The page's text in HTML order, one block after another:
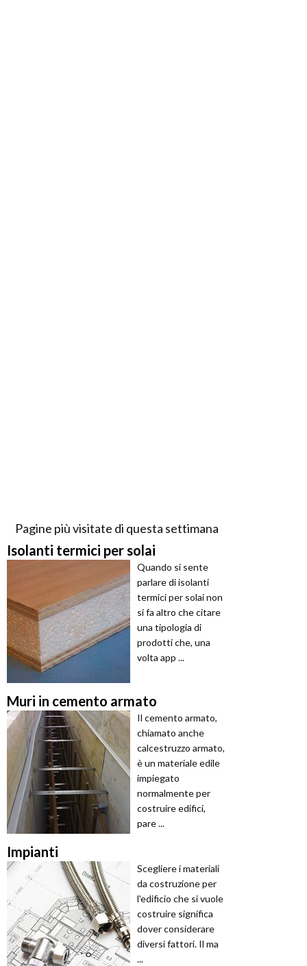
Pagine più visitate di questa settimana
Isolanti termici per solai
Quando si sente
parlare di isolanti
termici per solai non
si fa altro che citare
una tipologia di
prodotti che, una
volta app ...
Muri in cemento armato
Il cemento armato,
chiamato anche
calcestruzzo armato,
è un materiale edile
impiegato
normalmente per
costruire edifici,
pare ...
Impianti
Scegliere i materiali
da costruzione per
l'edificio che si vuole
costruire significa
dover considerare
diversi fattori. Il ma
...